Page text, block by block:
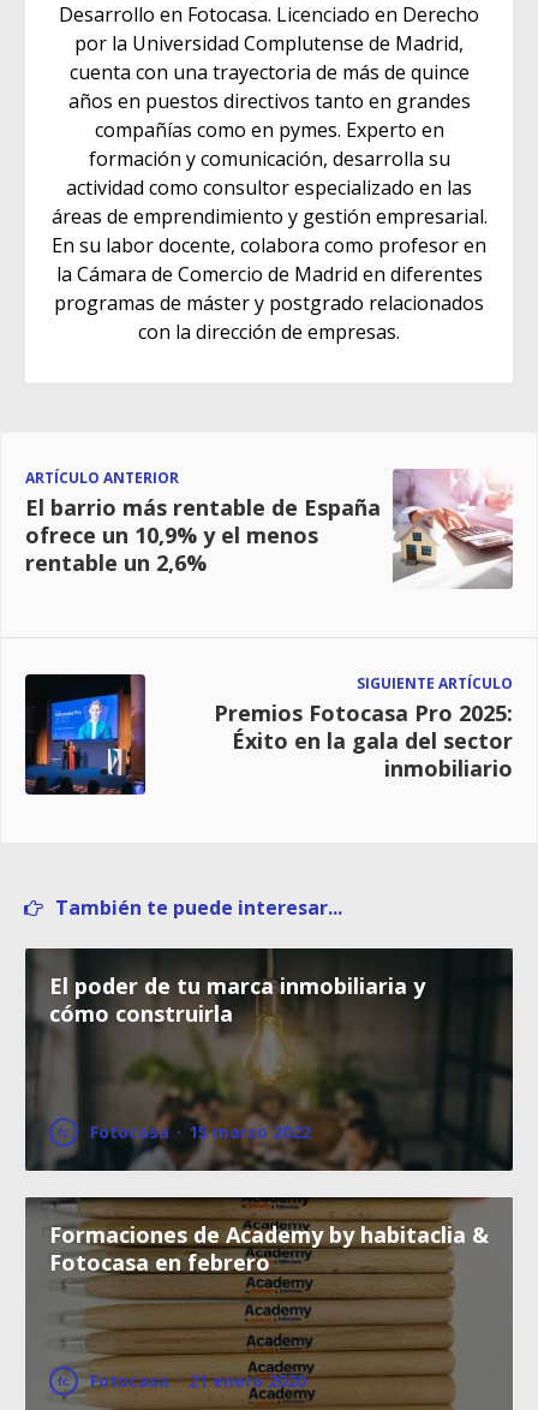
Desarrollo en Fotocasa. Licenciado en Derecho
por la Universidad Complutense de Madrid,
cuenta con una trayectoria de más de quince
años en puestos directivos tanto en grandes
compañías como en pymes. Experto en
formación y comunicación, desarrolla su
actividad como consultor especializado en las
áreas de emprendimiento y gestión empresarial.
En su labor docente, colabora como profesor en
la Cámara de Comercio de Madrid en diferentes
programas de máster y postgrado relacionados
con la dirección de empresas.
ARTÍCULO ANTERIOR
El barrio más rentable de España
ofrece un 10,9% y el menos
rentable un 2,6%
SIGUIENTE ARTÍCULO
Premios Fotocasa Pro 2025:
Éxito en la gala del sector
inmobiliario
También te puede interesar...
El poder de tu marca inmobiliaria y
cómo construirla
Fotocasa · 15 marzo 2022
Formaciones de Academy by habitaclia &
Fotocasa en febrero
Fotocasa · 21 enero 2020